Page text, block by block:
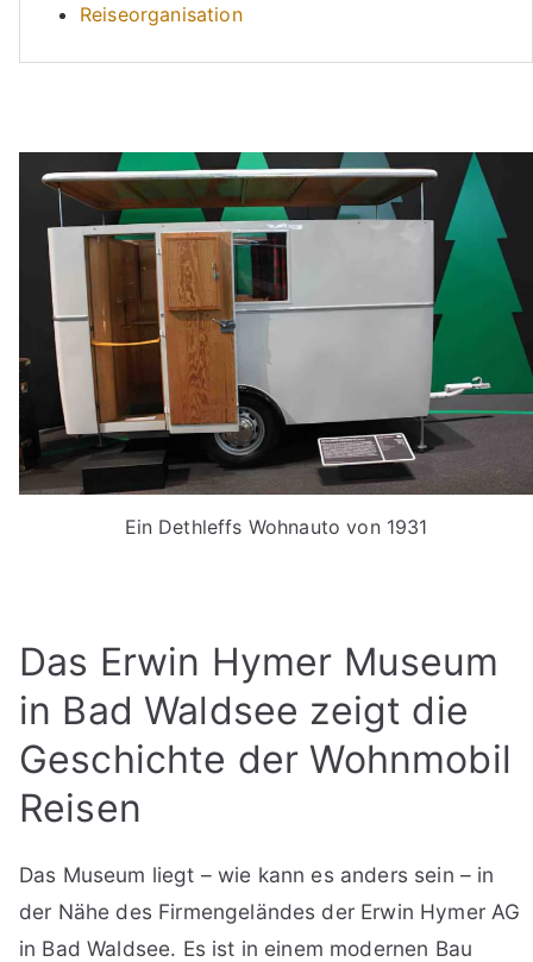
Reiseorganisation
Ein Dethleffs Wohnauto von 1931
Das Erwin Hymer Museum
in Bad Waldsee zeigt die
Geschichte der Wohnmobil
Reisen
Das Museum liegt – wie kann es anders sein – in
der Nähe des Firmengeländes der Erwin Hymer AG
in Bad Waldsee. Es ist in einem modernen Bau